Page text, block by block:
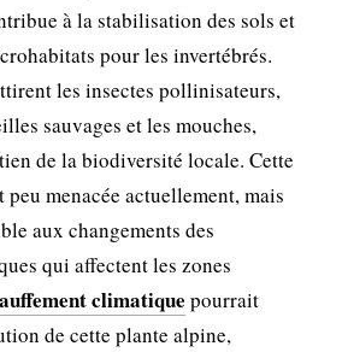
à la stabilisation des sols et
pour les invertébrés.
les insectes pollinisateurs,
sauvages et les mouches,
de la biodiversité locale. Cette
peu menacée actuellement, mais
aux changements des
qui affectent les zones
climatique pourrait
de cette plante alpine,